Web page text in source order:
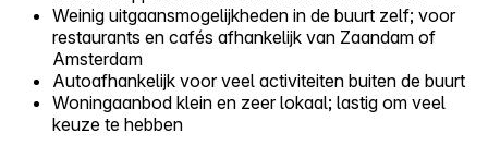
Weinig uitgaansmogelijkheden in de buurt zelf; voor
restaurants en cafés afhankelijk van Zaandam of
Amsterdam
Autoafhankelijk voor veel activiteiten buiten de buurt
Woningaanbod klein en zeer lokaal; lastig om veel
keuze te hebben